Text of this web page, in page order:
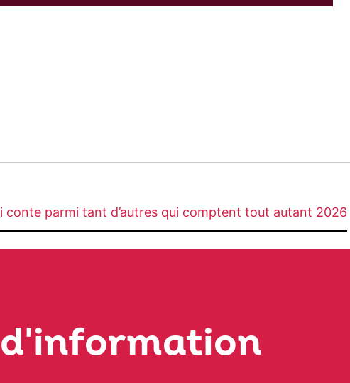
conte parmi tant d’autres qui comptent tout autant 2026